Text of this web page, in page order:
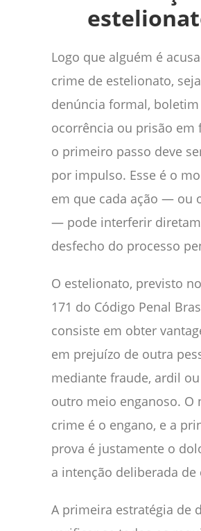
Logo que alguém é
crime de estelionato,
denúncia formal, boletim
ocorrência ou prisão em
o primeiro passo deve
por impulso. Esse é o
em que cada ação — ou
— pode interferir
desfecho do processo
O estelionato, previsto
171 do Código Penal
consiste em obter
em prejuízo de outra
mediante fraude, ardil
outro meio enganoso. O
crime é o engano, e a
prova é justamente o
a intenção deliberada de
A primeira estratégia de